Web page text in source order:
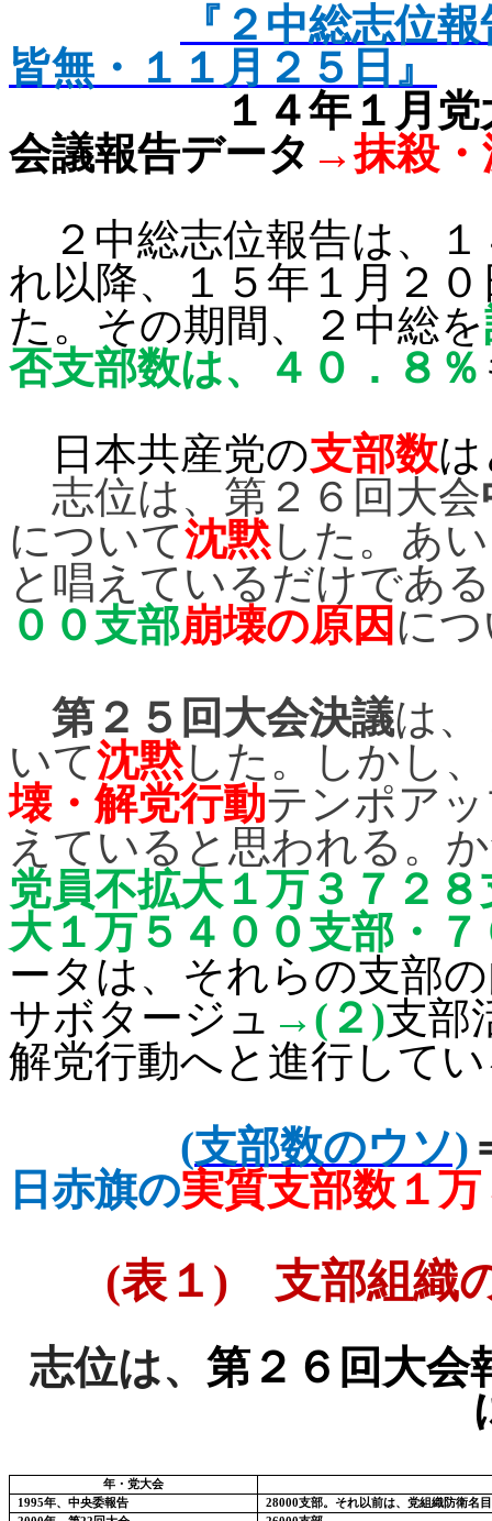
『２中総志位
皆無・１１月２５日』
１４年１月
会議報告データ →抹殺・
２中総志位報告は、
れ以降、
１５年１月２０
た。その期間、
２中総を
否支部数は、４０．８％
日本共産党の支部数
志位は、第２６回大会
について沈黙した。あ
と唱えているだけであ
００支部崩壊の原因 に
第２５回大会決議は
いて沈黙した。しかし、
壊・解党行動テンポア
えていると思われる。
党員不拡大１万３７２
大１万５４００支部・
ータは、それらの支部
サボタージュ → ( ２ )支部
解党行動へと進行して
(支部数のウソ)
日赤旗の実質支部数１
(表１ ) 支部組織
志位は、 第２６回大会
年・党大会
1995年、中央委報告 28000支部。それ以前は、党組織防衛名